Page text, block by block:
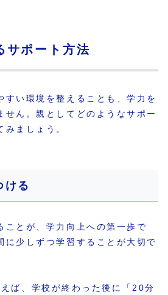
サポート方法
すい環境を整えることも、学力を
せん。親としてどのようなサポー
みましょう。
ける
ことが、学力向上への第一歩で
に少しずつ学習することが大切で
ば、学校が終わった後に「20分